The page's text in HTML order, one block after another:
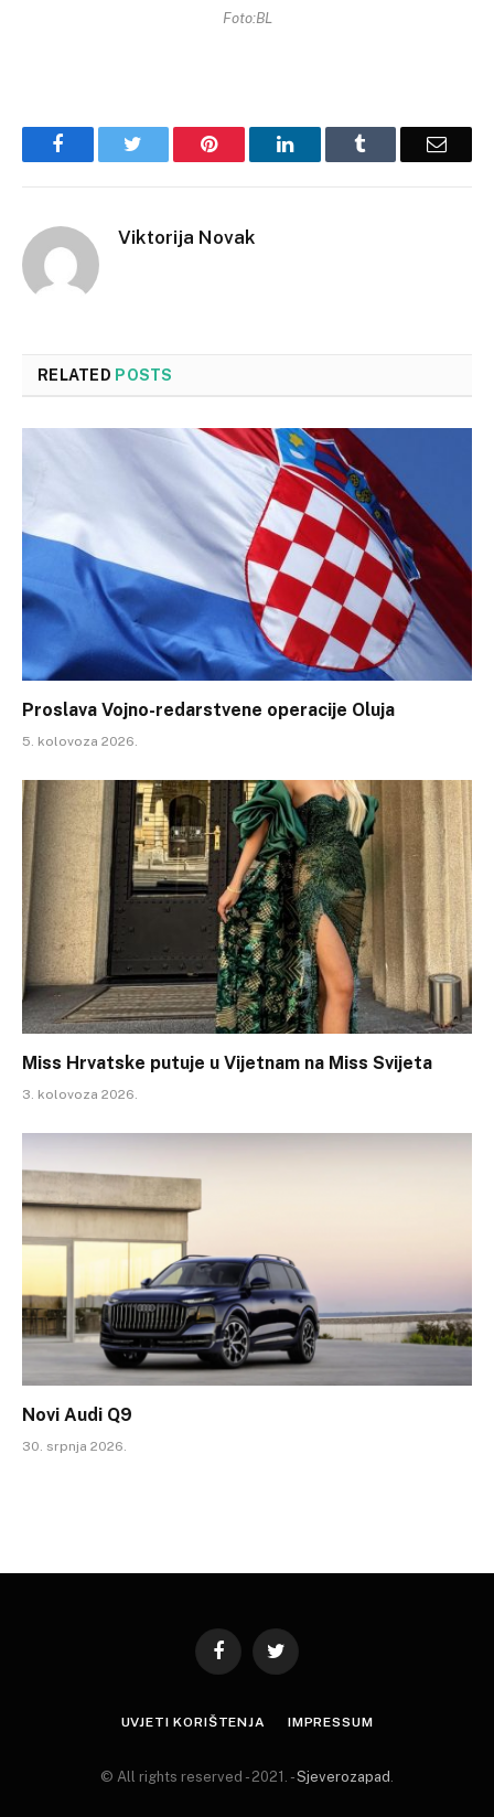
Foto:BL
Facebook Pinterest LinkedIn Email
Viktorija Novak
RELATED POSTS
Proslava Vojno-redarstvene operacije Oluja
5. kolovoza 2026.
Miss Hrvatske putuje u Vijetnam na Miss Svijeta
3. kolovoza 2026.
Novi Audi Q9
30. srpnja 2026.
FacebookTwitter
UVJETI KORIŠTENJA IMPRESSUM
© All rights reserved - 2021. -Sjeverozapad .